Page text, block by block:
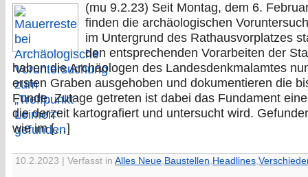
(mu 9.2.23) Seit Montag, dem 6.
finden die archäologischen
im Untergrund des Rathausvorplatzes
den entsprechenden Vorarbeiten der
haben die Archäologen des Landesdenkmalamtes
ersten Graben ausgehoben und dokumentieren die
Funde. Zutage getreten ist dabei das Fundament
die derzeit kartografiert und untersucht wird.
wie im […]
10.2.2023 | Verfasst in Alles Neue Baustellen Headlines